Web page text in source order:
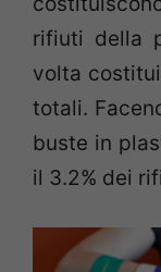
rifiuti della
volta
totali.
buste in
il 3.2% dei